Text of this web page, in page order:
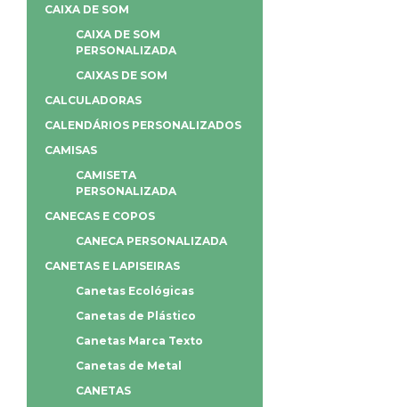
CAIXA DE SOM
CAIXA DE SOM
PERSONALIZADA
CAIXAS DE SOM
CALCULADORAS
CALENDÁRIOS PERSONALIZADOS
CAMISAS
CAMISETA
PERSONALIZADA
CANECAS E COPOS
CANECA PERSONALIZADA
CANETAS E LAPISEIRAS
Canetas Ecológicas
Canetas de Plástico
Canetas Marca Texto
Canetas de Metal
CANETAS